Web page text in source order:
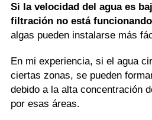
Si la velocidad del agua es
filtración no está
algas pueden instalarse más
En mi experiencia, si el agua
ciertas zonas, se pueden
debido a la alta concentración
por esas áreas.